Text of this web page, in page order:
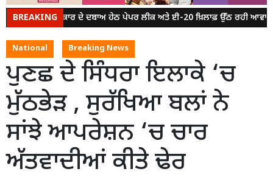
BREAKING
ਮੋਦੀ ਸਰਕਾਰ ਦੇ ਦਬਾਅ ਹੇਠ ਪੇਪਰ ਲੀਕ ਅਤੇ ਈ-20 ਖ਼ਿਲਾਫ਼ ਉੱਠ ਰਹੀ ਆਵਾਜ਼
National Breaking News
ਪੁਣਛ ਦੇ ਸਿੰਧਰਾ ਇਲਾਕੇ ‘ਚ
ਮੁੱਠਭੇੜ , ਸੁਰੱਖਿਆ ਬਲਾਂ ਨੇ
ਸਾਂਝੇ ਆਪਰੇਸ਼ਨ ‘ਚ ਚਾਰ
ਅੱਤਵਾਦੀਆਂ ਕੀਤੇ ਢੇਰ